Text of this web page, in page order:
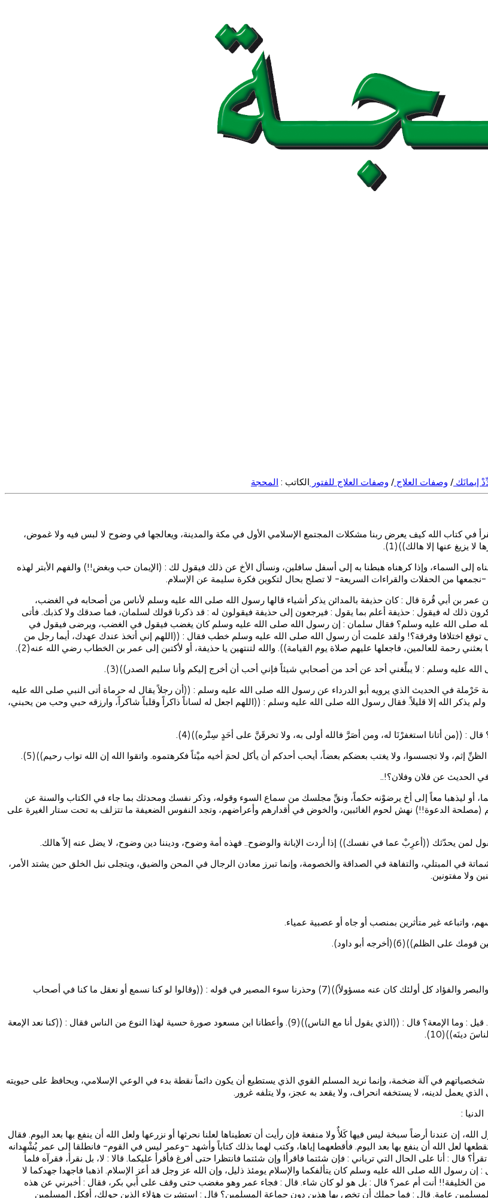
إيمانَك / وصفات العلاج / وصفات العلاج للفتور الكاتب : المحجة
في كتاب الله كيف يعرض ربنا مشكلات المجتمع الإسلامي الأول في مكة والمدينة، ويعالجها في وضوح لا لبس فيه ولا غموض،
يزيغ عنها إلا هالك))(1).
إلى السماء، وإذا كرهناه هبطنا به إلى أسفل سافلين، ونسأل الأخ عن ذلك فيقول لك : (الإيمان حب وبغض!!) والفهم الأبتر لهذه
نجمعها من الحفلات والقراءات السريعة- لا تصلح بحال لتكوين فكرة سليمة عن الإسلام.
عمر بن أبي قُرة قال : كان حذيفة بالمدائن يذكر أشياء قالها رسول الله صلى الله عليه وسلم لأناس من أصحابه في الغضب،
له فيقول : حذيفة أعلم بما يقول : فيرجعون إلى حذيفة فيقولون له : قد ذكرنا قولك لسلمان، فما صدقك ولا كذبك. فأتى
صلى الله عليه وسلم؟ فقال سلمان : إن رسول الله صلى الله عليه وسلم كان يغضب فيقول في الغضب، ويرضى فيقول في
توقع اختلافا وفرقة؟! ولقد علمت أن رسول الله صلى الله عليه وسلم خطب فقال : ((اللهم إني أتخذ عندك عهدك، أيما رجل من
رحمة للعالمين، فاجعلها عليهم صلاة يوم القيامة)). والله لتنتهين يا حذيفة، أو لأكتبن إلى عمر بن الخطاب رضي الله عنه(2).
عليه وسلم : لا يبلِّغني أحد عن أحد من أصحابي شيئاً فإني أحب أن أخرج إليكم وأنا سليم الصدر))(3).
حَرْملة في الحديث الذي يرويه أبو الدرداء عن رسول الله صلى الله عليه وسلم : ((أن رجلاً يقال له حرماة أتى النبي صلى الله عليه
يذكر الله إلا قليلاً. فقال رسول الله صلى الله عليه وسلم : ((اللهم اجعل له لساناً ذاكراً وقلباً شاكراً، وارزقه حبي وحب من يحبني،
: ((من أتانا استغفرْنَا له، ومن أصَرَّ فالله أولى به، ولا تخرقَنَّ على أحَدٍ سِتْره))(4).
إثم، ولا تجسسوا، ولا يغتب بعضكم بعضاً، أيحب أحدكم أن يأكل لحمَ أخيه ميْتاً فكرهتموه. واتقوا الله إن الله تواب رحيم))(5).
الحديث عن فلان وفلان؟!..
أو ليذهبا معاً إلى أخ يرضوْنه حكماً، ونقِّ مجلسك من سماع السوء وقوله، وذكر نفسك ومحدثك بما جاء في الكتاب والسنة عن
(مصلحة الدعوة!!) نهش لحوم الغائبين، والخوض في أقدارهم وأعراضهم، وتجد النفوس الضعيفة ما تتزلف به تحت ستار الغيرة على
تقول لمن يحدّثك ((أعرِبْ عما في نفسك)) إذا أردت الإبانة والوضوح.. فهذه أمة وضوح، وديننا دين وضوح، لا يضل عنه إلاّ هالك.
في المبتلي، والتفاهة في الصداقة والخصومة، وإنما تبرز معادن الرجال في المحن والضيق، ويتجلى نبل الخلق حين يشتد الأمر،
ولا مفتونين.
واتباعه غير متأثرين بمنصب أو جاه أو عصبية عمياء.
أبو داود).
ونهانا ربنا عن أن يكون عملنا بغير دليل فقال : ((ولا تَقْفُ ما ليس لك به علم إن السمع والبصر والفؤاد كل أولئك كان عنه مسؤولاً))(7) وحذرنا سوء المصير في قوله : ((وقالوا لو كنا نسمع أو نعقل ما كنا في أصحاب
وعن ابن مسعود رضي الله عنه عن النبي صلى الله عليه وسلم : ((لا يكوننّ أحدكم إمَّعة. قيل : وما الإمعة؟ قال : ((الذي يقول أنا مع الناس))(9). وأعطانا ابن مسعود صورة حسية لهذا النوع من الناس فقال : ((كنا نعد الإمعة
دينَه))(10).
شخصياتهم في آلة ضخمة، وإنما نريد المسلم القوي الذي يستطيع أن يكون دائماً نقطة بدء في الوعي الإسلامي، ويحافظ على حيويته
يعمل لدينه، لا يستخفه انحراف، ولا يقعد به عجز، ولا يتلفه غرور.
:
إن عندنا أرضاً سبخة ليس فيها كَلأٌ ولا منفعة فإن رأيت أن تعطيناها لعلنا نحرثها أو نزرعها ولعل الله أن ينفع بها بعد اليوم. فقال
لعل الله أن ينفع بها بعد اليوم. فأقطعهما إياها، وكتب لهما بذلك كتاباً وأشهد -وعمر ليس في القوم- فانطلقا إلى عمر يُشْهِدانه
قال : أنا على الحال التي ترياني : فإن شئتما فاقرأا وإن شئتما فانتظرا حتى أفرغ فأقرأ عليكما. قالا : لا، بل نقرأ، فقرآه فلما
رسول الله صلى الله عليه وسلم كان يتألفكما والإسلام يومئذ ذليل، وإن الله عز وجل قد أعز الإسلام. اذهبا فاجهدا جهدكما لا
من الخليفة!! أنت أم عمر؟ قال : بل هو لو كان شاء. قال : فجاء عمر وهو مغضب حتى وقف على أبي بكر، فقال : أخبرني عن هذه
عامة. قال : فما حملك أن تخص بها هذين دون جماعة المسلمين؟ قال : استشرت هؤلاء الذين حولك، أفكل المسلمين